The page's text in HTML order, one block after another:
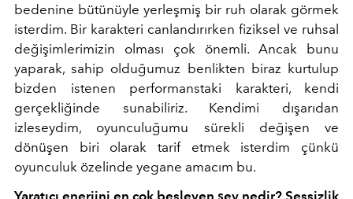
bedenine bütünüyle yerleşmiş bir ruh olarak görmek
isterdim. Bir karakteri canlandırırken fiziksel ve ruhsal
değişimlerimizin olması çok önemli. Ancak bunu
yaparak, sahip olduğumuz benlikten biraz kurtulup
bizden istenen performanstaki karakteri, kendi
gerçekliğinde sunabiliriz. Kendimi dışarıdan
izleseydim, oyunculuğumu sürekli değişen ve
dönüşen biri olarak tarif etmek isterdim çünkü
oyunculuk özelinde yegane amacım bu.
Yaratıcı enerjini en çok besleyen şey nedir? Sessizlik